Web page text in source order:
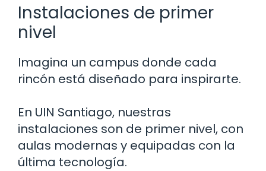
Instalaciones de primer
nivel
Imagina un campus donde cada
rincón está diseñado para inspirarte.
En UIN Santiago, nuestras
instalaciones son de primer nivel, con
aulas modernas y equipadas con la
última tecnología.